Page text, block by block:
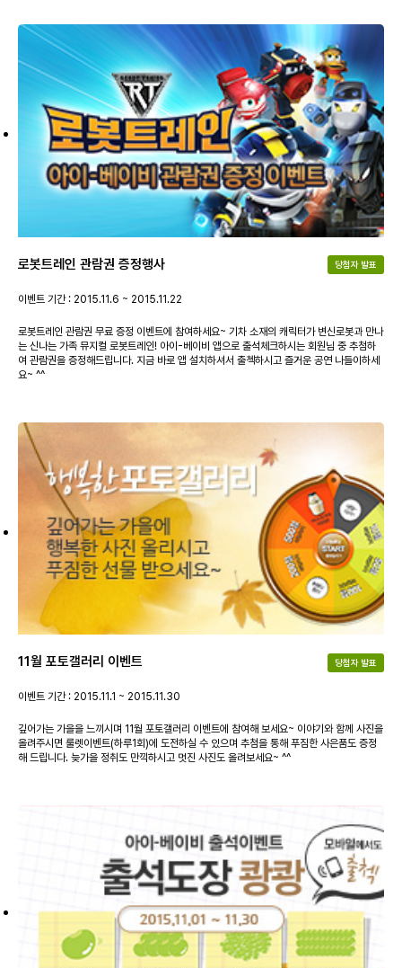
로봇트레인 관람권 증정행사 당첨자 발표
이벤트 기간 : 2015.11.6 ~ 2015.11.22
로봇트레인 관람권 무료 증정 이벤트에 참여하세요~ 기차 소재의 캐릭터가 변신로봇과 만나
는 신나는 가족 뮤지컬 로봇트레인! 아이-베이비 앱으로 출석체크하시는 회원님 중 추첨하
여 관람권을 증정해드립니다. 지금 바로 앱 설치하셔서 출첵하시고 즐거운 공연 나들이하세
요~ ^^
11월 포토갤러리 이벤트 당첨자 발표
이벤트 기간 : 2015.11.1 ~ 2015.11.30
깊어가는 가을을 느끼시며 11월 포토갤러리 이벤트에 참여해 보세요~ 이야기와 함께 사진을
올려주시면 룰렛이벤트(하루1회)에 도전하실 수 있으며 추첨을 통해 푸짐한 사은품도 증정
해 드립니다. 늦가을 정취도 만끽하시고 멋진 사진도 올려보세요~ ^^